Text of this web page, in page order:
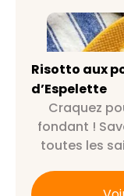
Risotto
piment
Risotto aux
d’Espelette
Craquez
fondant !
toutes les